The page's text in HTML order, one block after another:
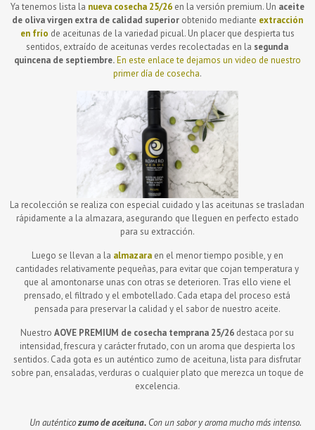
Ya tenemos lista la nueva cosecha 25/26 en la versión premium. Un aceite
de oliva virgen extra de calidad superiorobtenido mediante extracción
en frío de aceitunas de la variedad picual. Un placer que despierta tus
sentidos, extraído de aceitunas verdes recolectadas en la segunda
quincena de septiembre.En este enlace te dejamos un video de nuestro
primer día de cosecha.
La recolección se realiza con especial cuidado y las aceitunas se trasladan
rápidamente a la almazara, asegurando que lleguen en perfecto estado
para su extracción.
Luego se llevan a la almazaraen el menor tiempo posible, y en
cantidades relativamente pequeñas, para evitar que cojan temperatura y
que al amontonarse unas con otras se deterioren. Tras ello viene el
prensado, el filtrado y el embotellado. Cada etapa del proceso está
pensada para preservar la calidad y el sabor de nuestro aceite.
NuestroAOVE PREMIUM de cosecha temprana 25/26 destaca por su
intensidad, frescura y carácter frutado, con un aroma que despierta los
sentidos. Cada gota es un auténtico zumo de aceituna, lista para disfrutar
sobre pan, ensaladas, verduras o cualquier plato que merezca un toque de
excelencia.
Un auténticozumo de aceituna.Con un sabor y aroma mucho más intenso.